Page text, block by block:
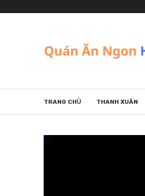
TRANG CHỦ THANH XUÂN